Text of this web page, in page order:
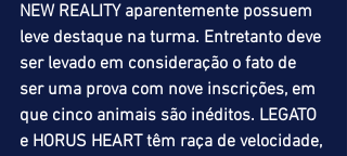
NEW REALITY aparentemente possuem
leve destaque na turma. Entretanto deve
ser levado em consideração o fato de
ser uma prova com nove inscrições, em
que cinco animais são inéditos. LEGATO
e HORUS HEART têm raça de velocidade,